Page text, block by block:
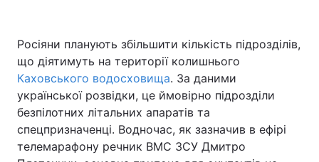
Головна Війна
Україна Політика
Економіка Світ
Спорт Наука
Росіяни планують збільшити кількість підрозділів,
що діятимуть на території колишнього
Каховського водосховища. За даними
української розвідки, це ймовірно підрозділи
безпілотних літальних апаратів та
спецпризначенці. Водночас, як зазначив в ефірі
телемарафону речник ВМС ЗСУ Дмитро